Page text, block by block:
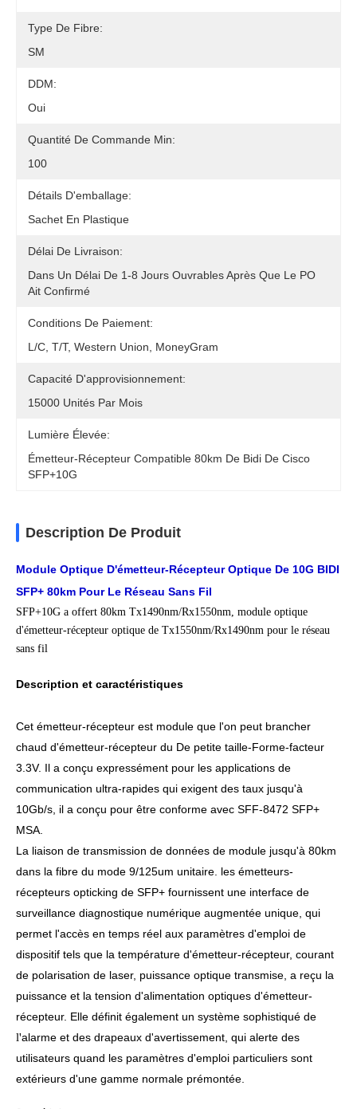
Type De Fibre:
SM
DDM:
Oui
Quantité De Commande Min:
100
Détails D'emballage:
Sachet En Plastique
Délai De Livraison:
Dans Un Délai De 1-8 Jours Ouvrables Après Que Le PO
Ait Confirmé
Conditions De Paiement:
L/C, T/T, Western Union, MoneyGram
Capacité D'approvisionnement:
15000 Unités Par Mois
Lumière Élevée:
Émetteur-Récepteur Compatible 80km De Bidi De Cisco
SFP+10G
Description De Produit
Module Optique D'émetteur-Récepteur Optique De 10G BIDI
SFP+ 80km Pour Le Réseau Sans Fil
SFP+10G a offert 80km Tx1490nm/Rx1550nm, module optique
d'émetteur-récepteur optique de Tx1550nm/Rx1490nm pour le réseau
sans fil
Description et caractéristiques
Cet émetteur-récepteur est module que l'on peut brancher
chaud d'émetteur-récepteur du De petite taille-Forme-facteur
3.3V. Il a conçu expressément pour les applications de
communication ultra-rapides qui exigent des taux jusqu'à
10Gb/s, il a conçu pour être conforme avec SFF-8472 SFP+
MSA.
La liaison de transmission de données de module jusqu'à 80km
dans la fibre du mode 9/125um unitaire. les émetteurs-
récepteurs opticking de SFP+ fournissent une interface de
surveillance diagnostique numérique augmentée unique, qui
permet l'accès en temps réel aux paramètres d'emploi de
dispositif tels que la température d'émetteur-récepteur, courant
de polarisation de laser, puissance optique transmise , a reçu la
puissance et la tension d'alimentation optiques d'émetteur-
récepteur. Elle définit également un système sophistiqué de
l'alarme et des drapeaux d'avertissement, qui alerte des
utilisateurs quand les paramètres d'emploi particuliers sont
extérieurs d'une gamme normale prémontée.